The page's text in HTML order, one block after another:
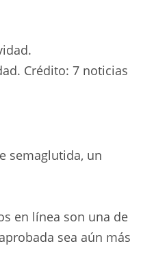
Crédito: 7 noticias
semaglutida, un
en línea son una de
sea aún más